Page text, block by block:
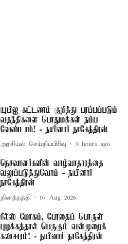
யுபிஐ கட்டணம் குறித்து பரப்பப்படும்
வதந்திகளை பொதுமக்கள் நம்ப
வேண்டாம்! - நயினார் நாகேந்திரன்
அரசியல் செய்திப்பிரிவு 3 hours ago
நெசவாளர்களின் வாழ்வாதாரத்தை
வலுப்படுத்துவோம் - நயினார்
நாகேந்திரன்
தினத்தந்தி 07 Aug 2026
ரீல்ஸ் மோகம், போதைப் பொருள்
புழக்கத்தால் பெருகும் வன்முறைக்
கலாசாரம்! - நயினார் நாகேந்திரன்